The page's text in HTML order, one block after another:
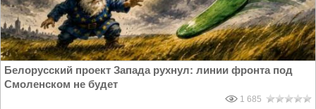
Белорусский проект Запада рухнул: линии фронта под
Смоленском не будет
1 685